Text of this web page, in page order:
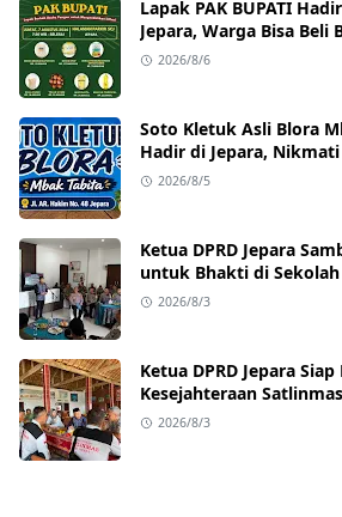
Lapak PAK BUPATI
Jepara, Warga Bisa Beli
Goreng dengan Harga
2026/8/6
Soto Kletuk Asli Blora
Hadir di Jepara,
Mulai Rp10 Ribu
2026/8/5
Ketua DPRD Jepara
untuk Bhakti di Sekolah
2026/8/3
Ketua DPRD Jepara
Kesejahteraan
2026/8/3